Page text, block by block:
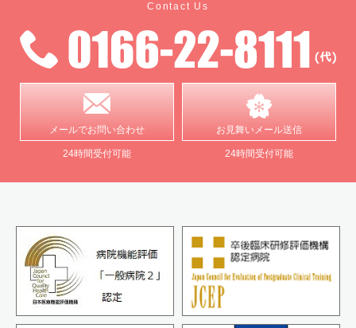
Contact Us
メールでお問い合わせ
24時間受付可能
お見舞い メール送信
24時間受付可能